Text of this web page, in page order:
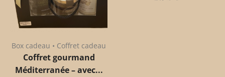
Box cadeau • Coffret cadeau
Coffret gourmand
Méditerranée – avec...